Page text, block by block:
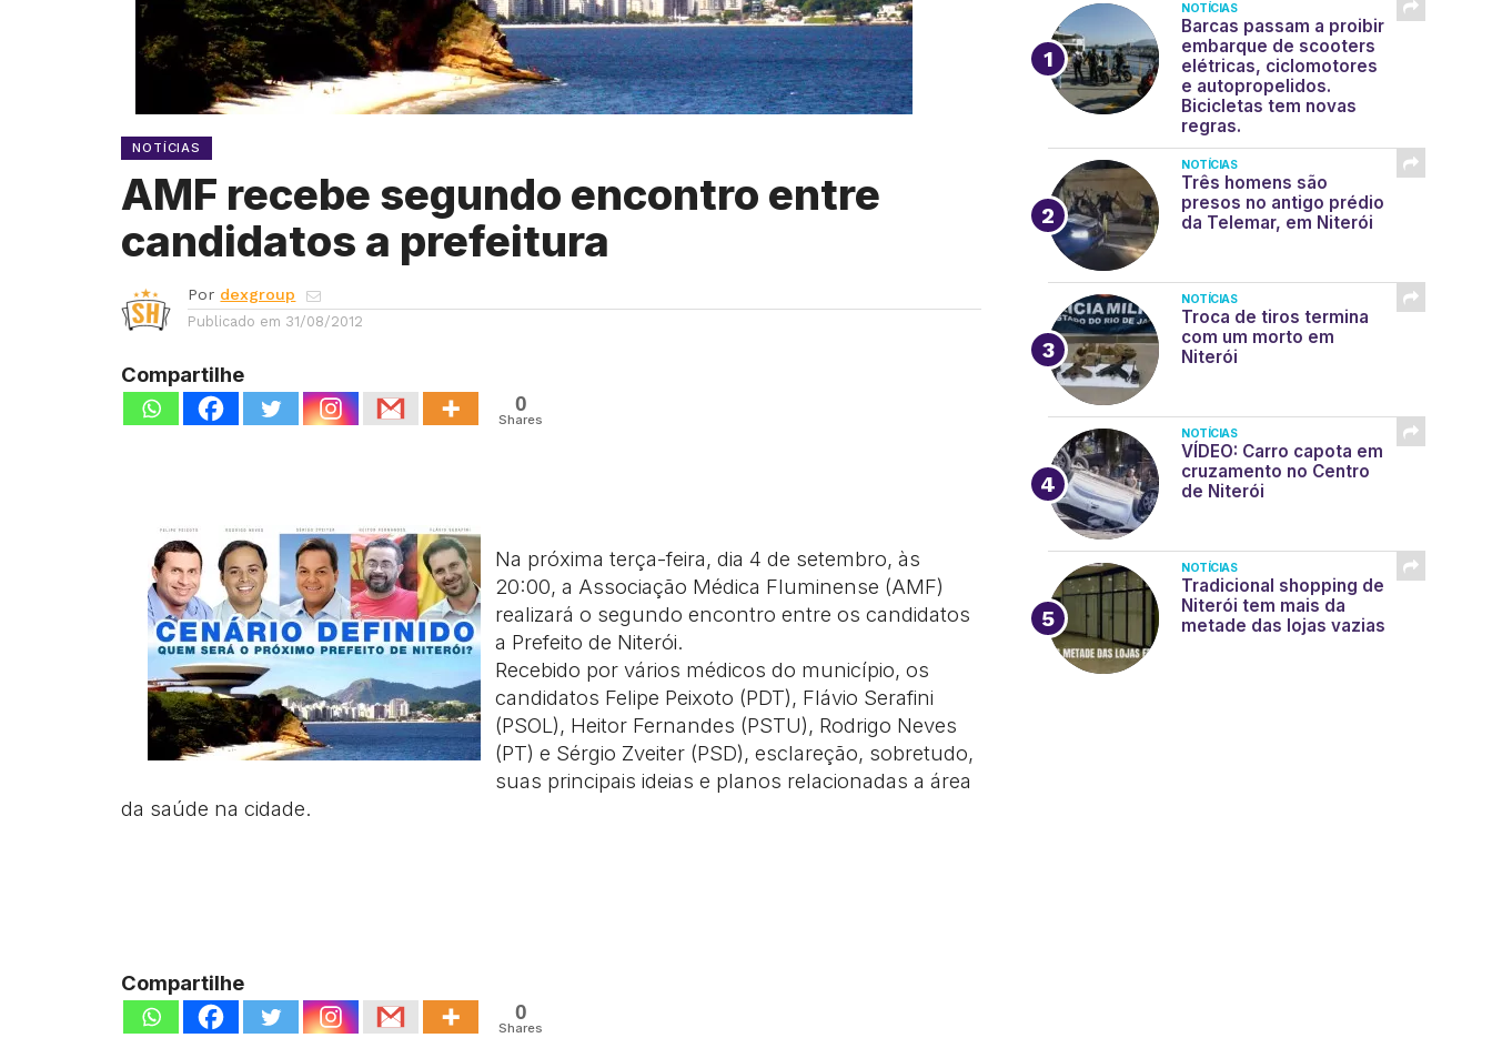
NOTÍCIAS
AMF recebe segundo encontro entre
candidatos a prefeitura
Por dexgroup
Publicado em 31/08/2012
Compartilhe
0
Shares
Na próxima terça-feira, dia 4 de setembro, às
20:00, a Associação Médica Fluminense (AMF)
realizará o segundo encontro entre os candidatos
a Prefeito de Niterói.
Recebido por vários médicos do município, os
candidatos Felipe Peixoto (PDT), Flávio Serafini
(PSOL), Heitor Fernandes (PSTU), Rodrigo Neves
(PT) e Sérgio Zveiter (PSD), esclareção, sobretudo,
suas principais ideias e planos relacionadas a área
da saúde na cidade.
Compartilhe
0
Shares
NOTÍCIAS
Barcas passam a proibir
embarque de scooters
elétricas, ciclomotores
e autopropelidos.
Bicicletas tem novas
regras.
NOTÍCIAS
Três homens são
presos no antigo prédio
da Telemar, em Niterói
NOTÍCIAS
Troca de tiros termina
com um morto em
Niterói
NOTÍCIAS
VÍDEO: Carro capota em
cruzamento no Centro
de Niterói
NOTÍCIAS
Tradicional shopping de
Niterói tem mais da
metade das lojas vazias